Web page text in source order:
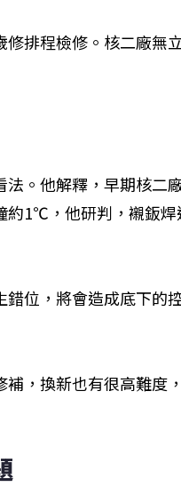
排程檢修。核二廠無
。他解釋，早期核二
約1℃，他研判，襯鈑焊
位，將會造成底下的
，換新也有很高難度